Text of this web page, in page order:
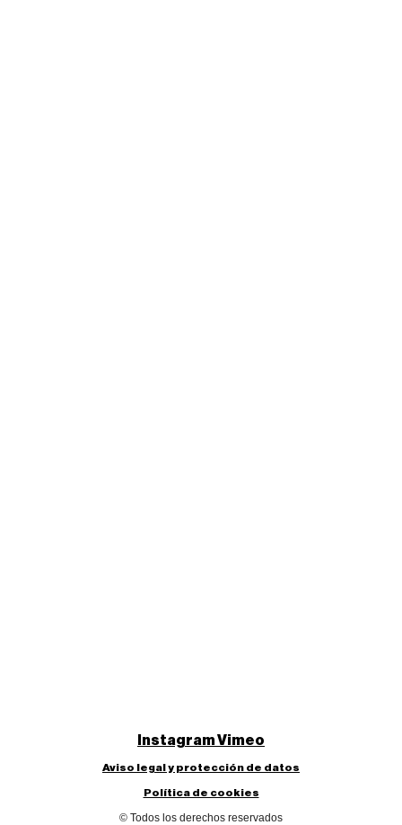
InstagramVimeo
Aviso legal y protección de datos
Política de cookies
© Todos los derechos reservados